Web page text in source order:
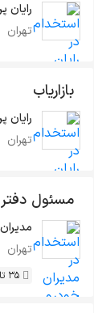
رایان
تهران
بازاریاب
رایان
تهران
مسئول دفتر
تهران
35 تا 45 میلیون تومان